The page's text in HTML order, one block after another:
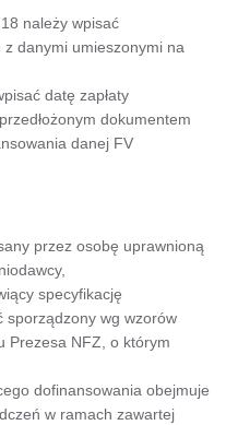
należy wpisać
danymi umieszonymi na
datę zapłaty
dokumentem
danej FV
przez osobę uprawnioną
specyfikację
sporządzony wg wzorów
Prezesa NFZ, o którym
dofinansowania obejmuje
w ramach zawartej